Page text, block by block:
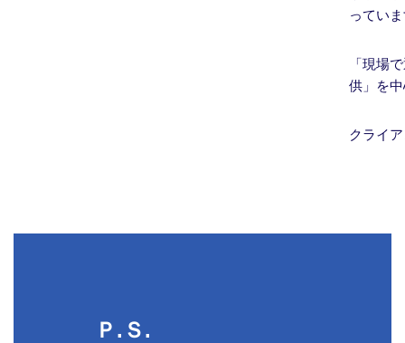
ってい
「現場
供」を
クライ
Ｐ.Ｓ.